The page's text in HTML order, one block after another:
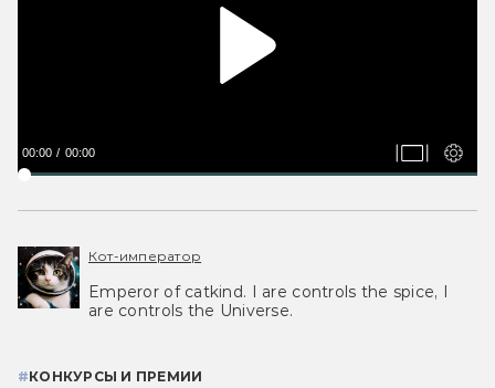
00:00 00:00
Кот-император
Emperor of catkind. I are controls the spice, I
are controls the Universe.
#КОНКУРСЫ И ПРЕМИИ